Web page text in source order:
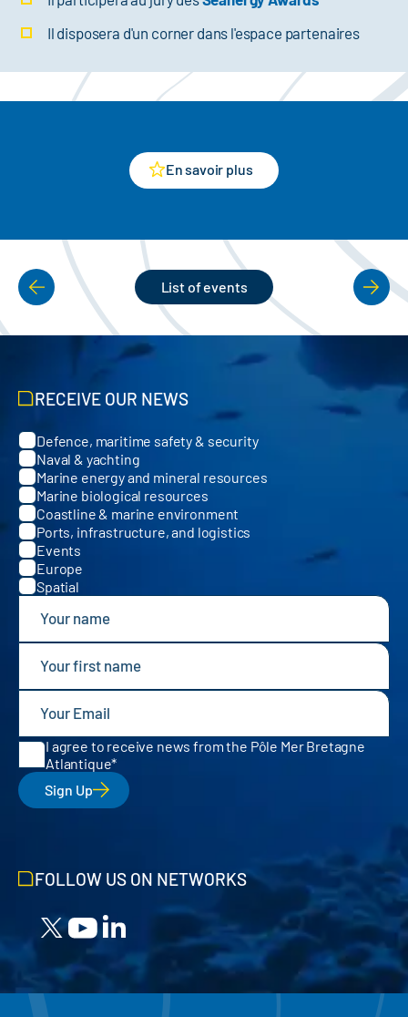
Il disposera d'un corner dans l'espace partenaires
En savoir plus
PAGINATION
List of events
RECEIVE OUR NEWS
Categories
Defence, maritime safety & security
Naval & yachting
Marine energy and mineral resources
Marine biological resources
Coastline & marine environment
Ports, infrastructure, and logistics
Events
Europe
Spatial
I agree to receive news from the Pôle Mer Bretagne
Atlantique
Sign Up
FOLLOW US ON NETWORKS